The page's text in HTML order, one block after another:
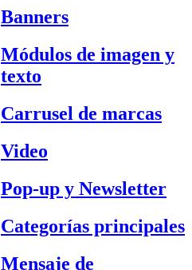
Banners
Módulos de imagen y
texto
Carrusel de marcas
Video
Pop-up y Newsletter
Categorías principales
Mensaje de